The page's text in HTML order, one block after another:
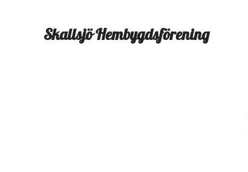
SkallsjöHembygdsförening